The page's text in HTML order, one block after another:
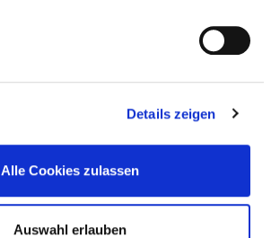
Details zeigen
Alle Cookies zulassen
Auswahl erlauben
3.601
ANregiomed gKU, AöR:
und des Landkreises
öffentlich
Lehrkrankenhaus